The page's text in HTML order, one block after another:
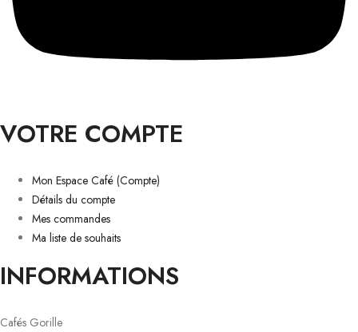
VOTRE COMPTE
Mon Espace Café (Compte)
Détails du compte
Mes commandes
Ma liste de souhaits
INFORMATIONS
Cafés Gorille